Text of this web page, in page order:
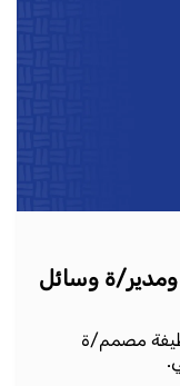
ة وسائل
مصمم/ة